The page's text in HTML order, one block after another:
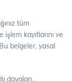
tüm
kayıtlarını ve
belgeler, yasal
davaları,